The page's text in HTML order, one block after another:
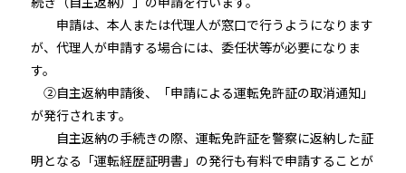
申請は、本人または代理人が窓口で行うようになります
が、代理人が申請する場合には、委任状等が必要になりま
す。
②自主返納申請後、「申請による運転免許証の取消通知」
が発行されます。
自主返納の手続きの際、運転免許証を警察に返納した証
明となる「運転経歴証明書」の発行も有料で申請することが